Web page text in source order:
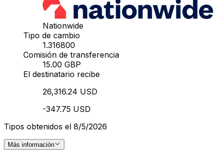
Nationwide
Tipo de cambio
1.316800
Comisión de transferencia
15.00 GBP
El destinatario recibe
26,316.24 USD
-347.75 USD
Tipos obtenidos el 8/5/2026
Más información